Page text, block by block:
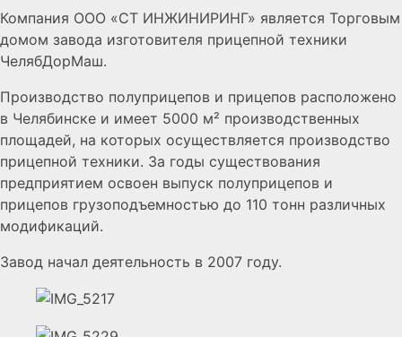
Компания ООО «СТ ИНЖИНИРИНГ» является Торговым
домом завода изготовителя прицепной техники
ЧелябДорМаш.
Производство полуприцепов и прицепов расположено
в Челябинске и имеет 5000 м² производственных
площадей, на которых осуществляется производство
прицепной техники. За годы существования
предприятием освоен выпуск полуприцепов и
прицепов грузоподъемностью до 110 тонн различных
модификаций.
Завод начал деятельность в 2007 году.